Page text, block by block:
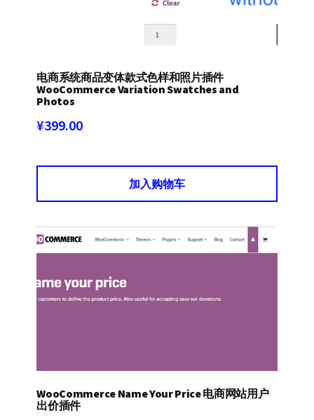
电商系统商品变体款式色样和照片插件
WooCommerce Variation Swatches and
Photos
¥399.00
加入购物车
WooCommerce Name Your Price 电商网站用户
出价插件